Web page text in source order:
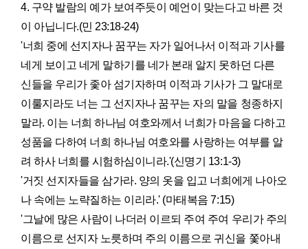
4. 구약 발람의 예가 보여주듯이 예언이 맞는다고 바른 것
이 아닙니다.(민 23:18-24)
'너희 중에 선지자나 꿈꾸는 자가 일어나서 이적과 기사를
네게 보이고 네게 말하기를 네가 본래 알지 못하던 다른
신들을 우리가 좇아 섬기자하며 이적과 기사가 그 말대로
이룰지라도 너는 그 선지자나 꿈꾸는 자의 말을 청종하지
말라. 이는 너희 하나님 여호와께서 너희가 마음을 다하고
성품을 다하여 너희 하나님 여호와를 사랑하는 여부를 알
려 하사 너희를 시험하심이니라.'(신명기 13:1-3)
'거짓 선지자들을 삼가라. 양의 옷을 입고 너희에게 나아오
나 속에는 노략질하는 이리라.' (마태복음 7:15)
'그날에 많은 사람이 나더러 이르되 주여 주여 우리가 주의
이름으로 선지자 노릇하며 주의 이름으로 귀신을 쫓아내